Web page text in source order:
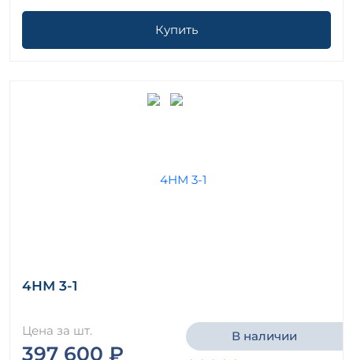
Купить
4НМ 3-1
Цена за шт.
397 600 ₽
В наличии